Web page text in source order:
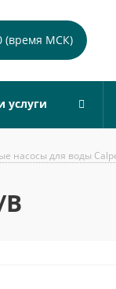
(время МСК)
услуги
насосы для воды